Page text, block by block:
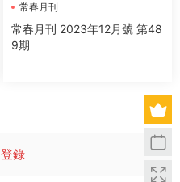
常春月刊
常春月刊 2023年12月號 第48
9期
登錄